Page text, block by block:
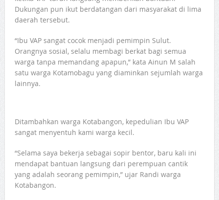
Dukungan pun ikut berdatangan dari masyarakat di lima
daerah tersebut.
“Ibu VAP sangat cocok menjadi pemimpin Sulut.
Orangnya sosial, selalu membagi berkat bagi semua
warga tanpa memandang apapun,” kata Ainun M salah
satu warga Kotamobagu yang diaminkan sejumlah warga
lainnya.
Ditambahkan warga Kotabangon, kepedulian Ibu VAP
sangat menyentuh kami warga kecil.
“Selama saya bekerja sebagai sopir bentor, baru kali ini
mendapat bantuan langsung dari perempuan cantik
yang adalah seorang pemimpin,” ujar Randi warga
Kotabangon.